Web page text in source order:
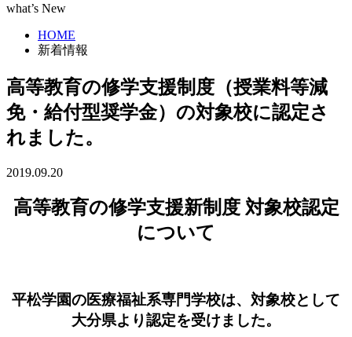
what’s New
HOME
新着情報
高等教育の修学支援制度（授業料等減
免・給付型奨学金）の対象校に認定さ
れました。
2019.09.20
高等教育の修学支援新制度 対象校認定
について
平松学園の医療福祉系専門学校は、対象校として
大分県より認定を受けました。